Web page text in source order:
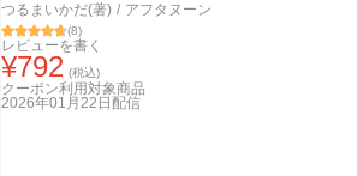
つるまいかだ(著) / アフタヌーン
(8)
レビューを書く
¥792 (税込)
クーポン利用対象商品
2026年01月22日 配信